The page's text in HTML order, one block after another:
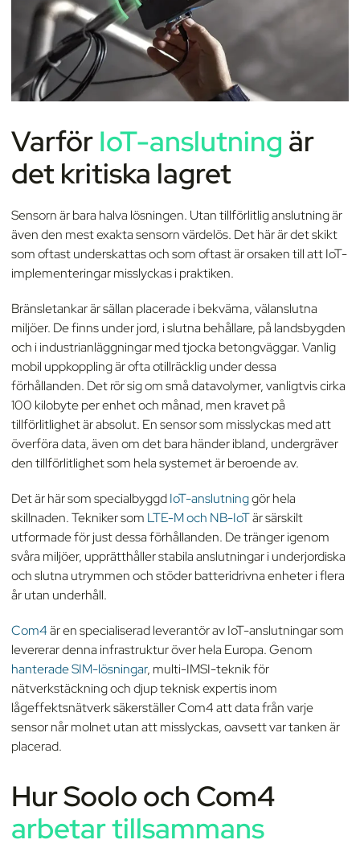
VarförIoT-anslutning är
det kritiska lagret
Sensorn är bara halva lösningen. Utan tillförlitlig anslutning är
även den mest exakta sensorn värdelös. Det här är det skikt
som oftast underskattas och som oftast är orsaken till att IoT-
implementeringar misslyckas i praktiken.
Bränsletankar är sällan placerade i bekväma, välanslutna
miljöer. De finns under jord, i slutna behållare, på landsbygden
och i industrianläggningar med tjocka betongväggar. Vanlig
mobil uppkoppling är ofta otillräcklig under dessa
förhållanden. Det rör sig om små datavolymer, vanligtvis cirka
100 kilobyte per enhet och månad, men kravet på
tillförlitlighet är absolut. En sensor som misslyckas med att
överföra data, även om det bara händer ibland, undergräver
den tillförlitlighet som hela systemet är beroende av.
Det är här som specialbyggdIoT-anslutninggör hela
skillnaden. Tekniker som LTE-M och NB-IoTär särskilt
utformade för just dessa förhållanden. De tränger igenom
svåra miljöer, upprätthåller stabila anslutningar i underjordiska
och slutna utrymmen och stöder batteridrivna enheter i flera
år utan underhåll.
Com4är en specialiserad leverantör av IoT-anslutningar som
levererar denna infrastruktur över hela Europa. Genom
hanterade SIM-lösningar, multi-IMSI-teknik för
nätverkstäckning och djup teknisk expertis inom
lågeffektsnätverk säkerställer Com4 att data från varje
sensor når molnet utan att misslyckas, oavsett var tanken är
placerad.
Hur Soolo och Com4
arbetar tillsammans